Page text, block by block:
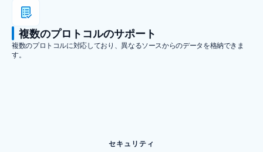
複数のプロトコルのサポート
複数のプロトコルに対応しており、異なるソースからのデータを格納できま
す。
セキュリティ